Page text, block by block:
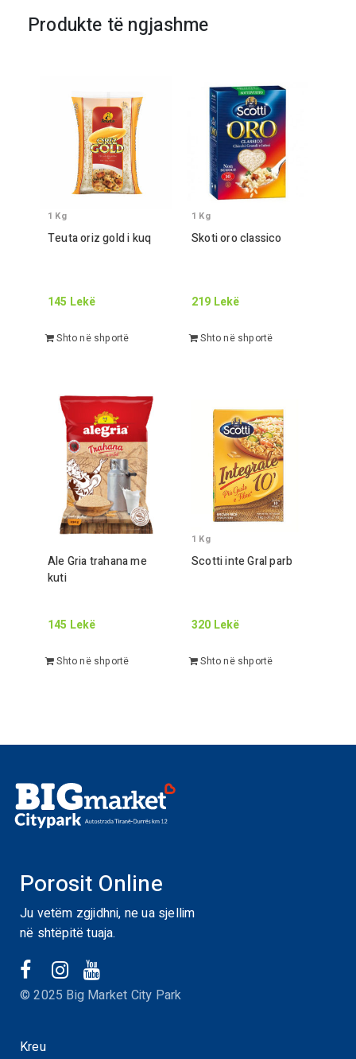
Produkte të ngjashme
Teuta oriz gold i kuq
1 Kg
145 Lekë
Shto në shportë
Skoti oro classico
1 Kg
219 Lekë
Shto në shportë
AleGria trahana me
kuti
145 Lekë
Shto në shportë
Scotti inteGral parb
1 Kg
320 Lekë
Shto në shportë
Porosit Online
Ju vetëm zgjidhni, ne ua sjellim
në shtëpitë tuaja.
© 2025 Big Market City Park
Kreu